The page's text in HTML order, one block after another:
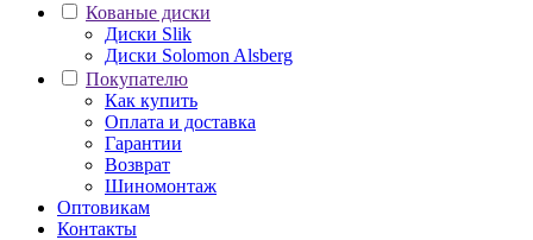
Кованые диски
Диски Slik
Диски Solomon Alsberg
Покупателю
Как купить
Оплата и доставка
Гарантии
Возврат
Шиномонтаж
Оптовикам
Контакты